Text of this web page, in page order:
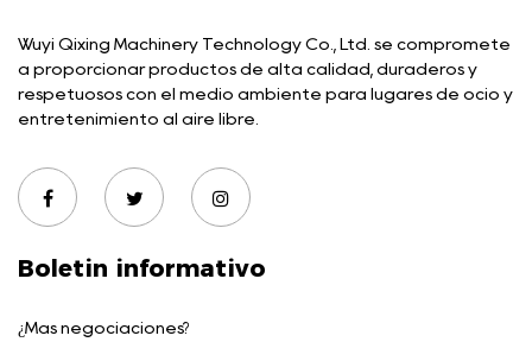
Wuyi Qixing Machinery Technology Co., Ltd. se compromete
a proporcionar productos de alta calidad, duraderos y
respetuosos con el medio ambiente para lugares de ocio y
entretenimiento al aire libre.
Boletin informativo
¿Más negociaciones?